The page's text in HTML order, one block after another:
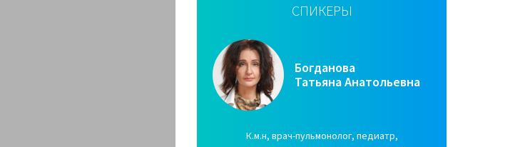
СПИКЕРЫ
Богданова
Татьяна Анатольевна
К.м.н, врач-пульмонолог, педиатр,